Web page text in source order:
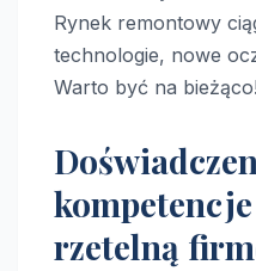
Rynek remontowy
technologie, nowe
Warto być na bieżąco!
rzetelną